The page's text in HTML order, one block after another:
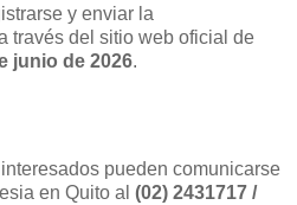
y enviar la
través del sitio web oficial de
junio de 2026.
pueden comunicarse
en Quito al (02) 2431717 /